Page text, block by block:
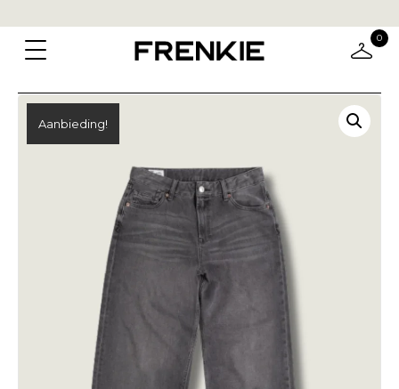
0
Aanbieding!